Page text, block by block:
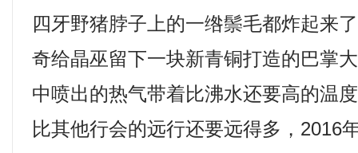
四牙野猪脖子上的一绺鬃毛都炸起来
奇给晶巫留下一块新青铜打造的巴掌
中喷出的热气带着比沸水还要高的温
比其他行会的远行还要远得多，2016